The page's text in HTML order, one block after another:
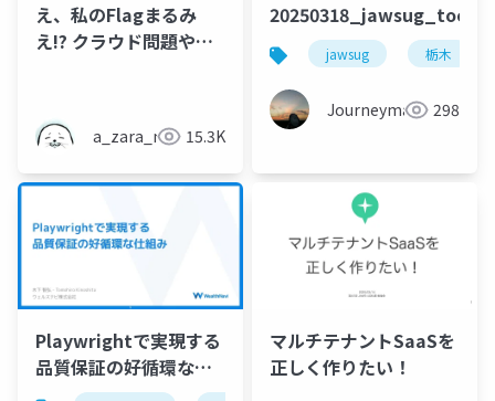
え、私のFlagまるみ
え!? クラウド問題やイ
キュリティ(入門) - 魔女
のお茶会 #7 おふらい
ん! (2025冬)
a_zara_n 15.3K
jawsug 栃木
Journeyman 298
Playwrightで実現する
品質保証の好循環な仕
組み
マルチテナントSaaSを
正しく作りたい！